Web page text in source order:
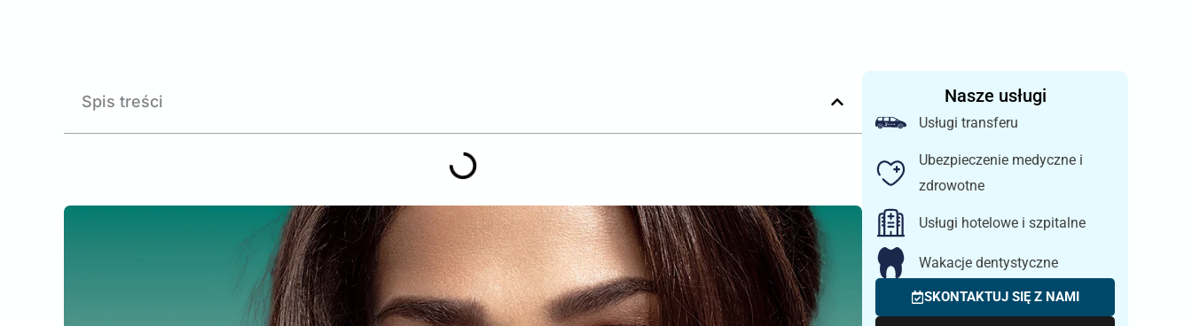
Spis treści Nasze usługi
Usługi transferu
Ubezpieczenie medyczne i
zdrowotne
Usługi hotelowe i szpitalne
Wakacje dentystyczne
SKONTAKTUJ SIĘ Z NAMI